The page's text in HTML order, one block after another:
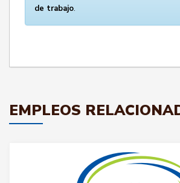
de trabajo.
EMPLEOS